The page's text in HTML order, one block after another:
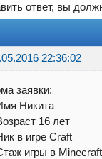
ответ, вы
22:36:02
заявки:
Никита
16 лет
в игре Craft
игры в